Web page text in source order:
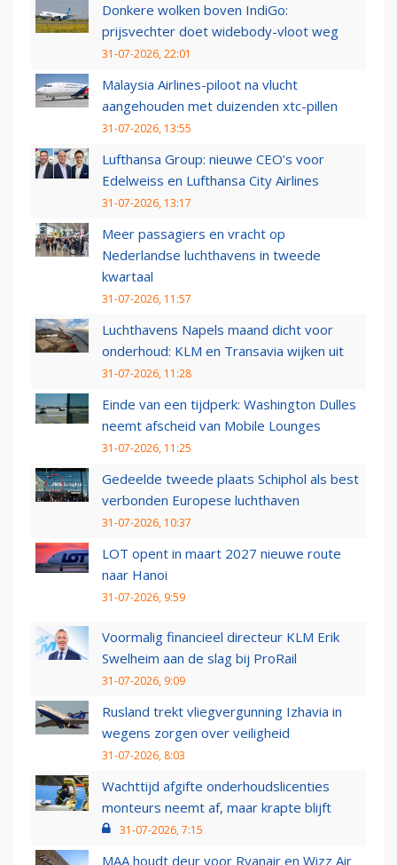
Donkere wolken boven IndiGo:
prijsvechter doet widebody-vloot weg
31-07-2026, 22:01
Malaysia Airlines-piloot na vlucht
aangehouden met duizenden xtc-pillen
31-07-2026, 13:55
Lufthansa Group: nieuwe CEO’s voor
Edelweiss en Lufthansa City Airlines
31-07-2026, 13:17
Meer passagiers en vracht op
Nederlandse luchthavens in tweede
kwartaal
31-07-2026, 11:57
Luchthavens Napels maand dicht voor
onderhoud: KLM en Transavia wijken uit
31-07-2026, 11:28
Einde van een tijdperk: Washington Dulles
neemt afscheid van Mobile Lounges
31-07-2026, 11:25
Gedeelde tweede plaats Schiphol als best
verbonden Europese luchthaven
31-07-2026, 10:37
LOT opent in maart 2027 nieuwe route
naar Hanoi
31-07-2026, 9:59
Voormalig financieel directeur KLM Erik
Swelheim aan de slag bij ProRail
31-07-2026, 9:09
Rusland trekt vliegvergunning Izhavia in
wegens zorgen over veiligheid
31-07-2026, 8:03
Wachttijd afgifte onderhoudslicenties
monteurs neemt af, maar krapte blijft
31-07-2026, 7:15
MAA houdt deur voor Ryanair en Wizz Air